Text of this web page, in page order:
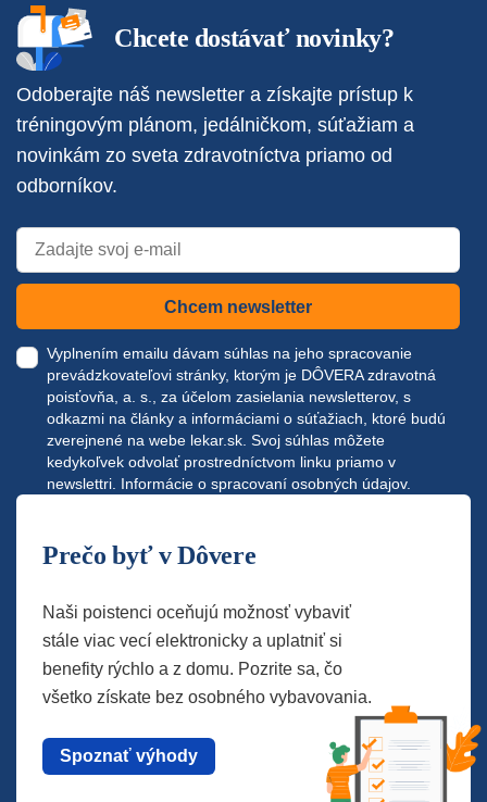
Chcete dostávať novinky?
Odoberajte náš newsletter a získajte prístup k
tréningovým plánom, jedálničkom, súťažiam a
novinkám zo sveta zdravotníctva priamo od
odborníkov.
Chcem newsletter
Vyplnením emailu dávam súhlas na jeho spracovanie
prevádzkovateľovi stránky, ktorým je DÔVERA zdravotná
poisťovňa, a. s., za účelom zasielania newsletterov, s
odkazmi na články a informáciami o súťažiach, ktoré budú
zverejnené na webe lekar.sk . Svoj súhlas môžete
kedykoľvek odvolať prostredníctvom linku priamo v
newslettri. Informácie o spracovaní osobných údajov.
Prečo byť v Dôvere
Naši poistenci oceňujú možnosť vybaviť
stále viac vecí elektronicky a uplatniť si
benefity rýchlo a z domu. Pozrite sa, čo
všetko získate bez osobného vybavovania.
Spoznať výhody